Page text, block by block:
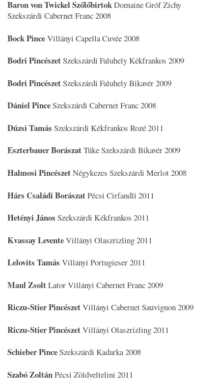
Baron von Twickel SzőlőbirtokDomaine Gróf Zichy
Szekszárdi Cabernet Franc 2008
Bock PinceVillányi Capella Cuvée 2008
Bodri PincészetSzekszárdi Faluhely Kékfrankos 2009
Bodri PincészetSzekszárdi Faluhely Bikavér 2009
Dániel PinceSzekszárdi Cabernet Franc 2008
Dúzsi Tamás Szekszárdi Kékfrankos Rozé 2011
Eszterbauer BorászatTüke Szekszárdi Bikavér 2009
Halmosi PincészetNégykezes Szekszárdi Merlot 2008
Hárs Családi BorászatPécsi Cirfandli 2011
Hetényi János Szekszárdi Kékfrankos 2011
Kvassay LeventeVillányi Olaszrizling 2011
Lelovits Tamás Villányi Portugieser 2011
Maul ZsoltLator Villányi Cabernet Franc 2009
Riczu-Stier PincészetVillányi Cabernet Sauvignon 2009
Riczu-Stier PincészetVillányi Olaszrizling 2011
Schieber PinceSzekszárdi Kadarka 2008
Szabó ZoltánPécsi Zöldveltelini 2011